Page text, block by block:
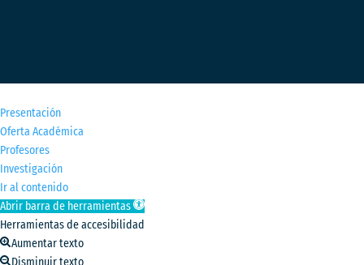
Presentación
Oferta Académica
Profesores
Investigación
Ir al contenido
Abrir barra de herramientas
Herramientas de accesibilidad
Aumentar texto
Disminuir texto